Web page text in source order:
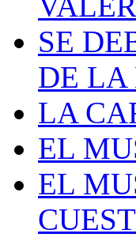
SE
DE
LA
EL
EL